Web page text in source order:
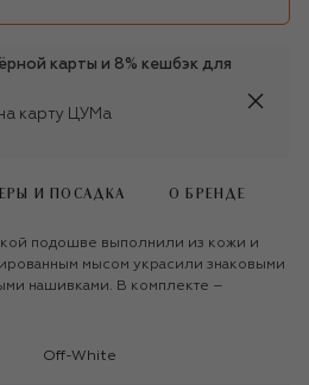
карты и 8% кешбэк для
карту ЦУМа
И ПОСАДКА О БРЕНДЕ
подошве выполнили из кожи и
мысом украсили знаковыми
нашивками. В комплекте –
Off-White